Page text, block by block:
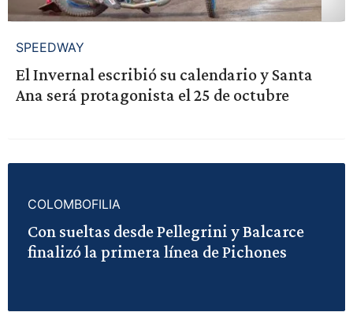
SPEEDWAY
El Invernal escribió su calendario y Santa
Ana será protagonista el 25 de octubre
COLOMBOFILIA
Con sueltas desde Pellegrini y Balcarce
finalizó la primera línea de Pichones